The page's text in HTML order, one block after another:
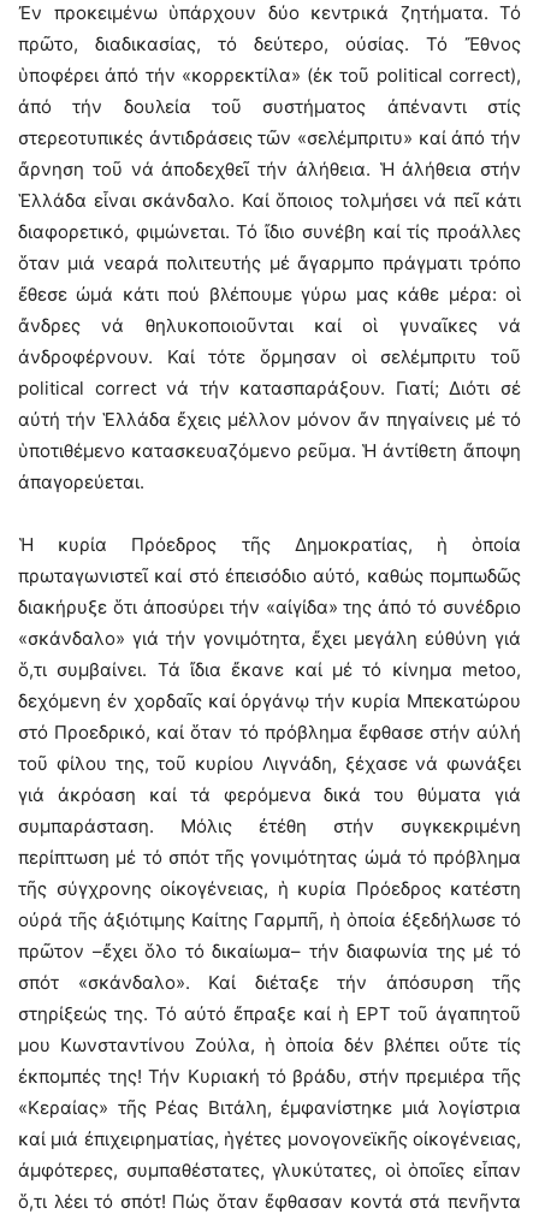
Ἐν προκειμένω ὑπάρχουν δύο κεντρικά ζητήματα. Τό
πρῶτο, διαδικασίας, τό δεύτερο, οὐσίας. Τό Ἔθνος
ὑποφέρει ἀπό τήν «κορρεκτίλα» (ἐκ τοῦ political correct),
ἀπό τήν δουλεία τοῦ συστήματος ἀπέναντι στίς
στερεοτυπικές ἀντιδράσεις τῶν «σελέμπριτυ» καί ἀπό τήν
ἄρνηση τοῦ νά ἀποδεχθεῖ τήν ἀλήθεια. Ἡ ἀλήθεια στήν
Ἑλλάδα εἶναι σκάνδαλο. Καί ὅποιος τολμήσει νά πεῖ κάτι
διαφορετικό, φιμώνεται. Τό ἴδιο συνέβη καί τίς προάλλες
ὅταν μιά νεαρά πολιτευτής μέ ἄγαρμπο πράγματι τρόπο
ἔθεσε ὠμά κάτι πού βλέπουμε γύρω μας κάθε μέρα: οἱ
ἄνδρες νά θηλυκοποιοῦνται καί οἱ γυναῖκες νά
ἀνδροφέρνουν. Καί τότε ὅρμησαν οἱ σελέμπριτυ τοῦ
political correct νά τήν κατασπαράξουν. Γιατί; Διότι σέ
αὐτή τήν Ἑλλάδα ἔχεις μέλλον μόνον ἄν πηγαίνεις μέ τό
ὑποτιθέμενο κατασκευαζόμενο ρεῦμα. Ἡ ἀντίθετη ἄποψη
ἀπαγορεύεται.
Ἡ κυρία Πρόεδρος τῆς Δημοκρατίας, ἡ ὁποία
πρωταγωνιστεῖ καί στό ἐπεισόδιο αὐτό, καθώς πομπωδῶς
διακήρυξε ὅτι ἀποσύρει τήν «αἰγίδα» της ἀπό τό συνέδριο
«σκάνδαλο» γιά τήν γονιμότητα, ἔχει μεγάλη εὐθύνη γιά
ὅ,τι συμβαίνει. Τά ἴδια ἔκανε καί μέ τό κίνημα metoo,
δεχόμενη ἐν χορδαῖς καί ὀργάνῳ τήν κυρία Μπεκατώρου
στό Προεδρικό, καί ὅταν τό πρόβλημα ἔφθασε στήν αὐλή
τοῦ φίλου της, τοῦ κυρίου Λιγνάδη, ξέχασε νά φωνάξει
γιά ἀκρόαση καί τά φερόμενα δικά του θύματα γιά
συμπαράσταση. Μόλις ἐτέθη στήν συγκεκριμένη
περίπτωση μέ τό σπότ τῆς γονιμότητας ὠμά τό πρόβλημα
τῆς σύγχρονης οἰκογένειας, ἡ κυρία Πρόεδρος κατέστη
οὐρά τῆς ἀξιότιμης Καίτης Γαρμπῆ, ἡ ὁποία ἐξεδήλωσε τό
πρῶτον –ἔχει ὅλο τό δικαίωμα– τήν διαφωνία της μέ τό
σπότ «σκάνδαλο». Καί διέταξε τήν ἀπόσυρση τῆς
στηρίξεώς της. Τό αὐτό ἔπραξε καί ἡ ΕΡΤ τοῦ ἀγαπητοῦ
μου Κωνσταντίνου Ζούλα, ἡ ὁποία δέν βλέπει οὔτε τίς
ἐκπομπές της! Τήν Κυριακή τό βράδυ, στήν πρεμιέρα τῆς
«Κεραίας» τῆς Ρέας Βιτάλη, ἐμφανίστηκε μιά λογίστρια
καί μιά ἐπιχειρηματίας, ἡγέτες μονογονεϊκῆς οἰκογένειας,
ἀμφότερες, συμπαθέστατες, γλυκύτατες, οἱ ὁποῖες εἶπαν
ὅ,τι λέει τό σπότ! Πώς ὅταν ἔφθασαν κοντά στά πενῆντα